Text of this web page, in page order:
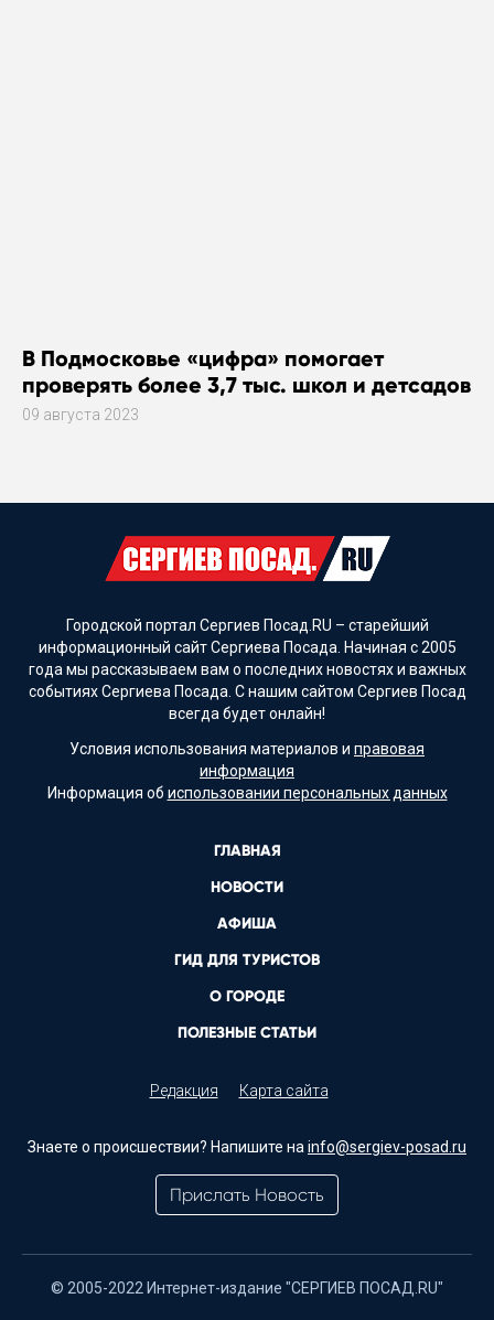
В Подмосковье «цифра» помогает
проверять более 3,7 тыс. школ и детсадов
09 августа 2023
Городской портал Сергиев Посад.RU – старейший
информационный сайт Сергиева Посада. Начиная с 2005
года мы рассказываем вам о последних новостях и важных
событиях Сергиева Посада. С нашим сайтом Сергиев Посад
всегда будет онлайн!
Условия использования материалов и правовая
информация
Информация об использовании персональных данных
ГЛАВНАЯ
НОВОСТИ
АФИША
ГИД ДЛЯ ТУРИСТОВ
О ГОРОДЕ
ПОЛЕЗНЫЕ СТАТЬИ
Редакция Карта сайта
Знаете о происшествии? Напишите на info@sergiev-posad.ru
Прислать Новость
© 2005-2022 Интернет-издание "СЕРГИЕВ ПОСАД.RU"